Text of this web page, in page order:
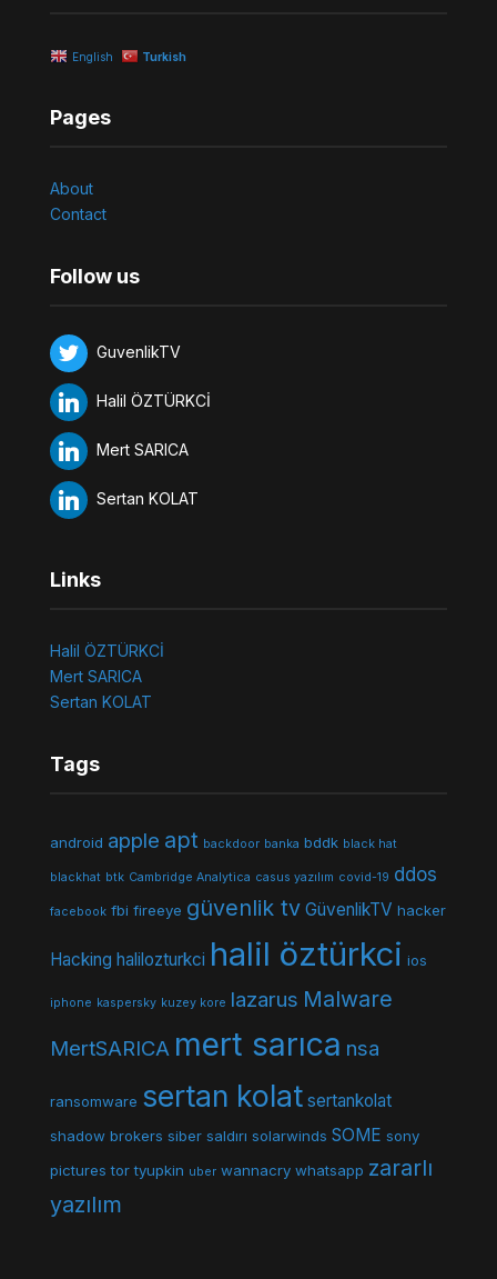
English Turkish
Pages
About
Contact
Follow us
GuvenlikTV
Halil ÖZTÜRKCİ
Mert SARICA
Sertan KOLAT
Links
Halil ÖZTÜRKCİ
Mert SARICA
Sertan KOLAT
Tags
android apple apt backdoor banka bddk black hat
blackhat btk Cambridge Analytica casus yazılım covid-19 ddos
facebook fbi fireeye güvenlik tv GüvenlikTV hacker
Hacking halilozturkci halil öztürkci ios
iphone kaspersky kuzey kore lazarus Malware
MertSARICA mert sarıca nsa
ransomware sertan kolat sertankolat
shadow brokers siber saldırı solarwinds SOME sony
pictures tor tyupkin uber wannacry whatsapp zararlı
yazılım